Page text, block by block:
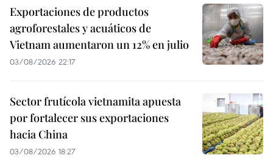
Exportaciones de productos
agroforestales y acuáticos de
Vietnam aumentaron un 12% en julio
03/08/2026 22:17
Sector frutícola vietnamita apuesta
por fortalecer sus exportaciones
hacia China
03/08/2026 18:27